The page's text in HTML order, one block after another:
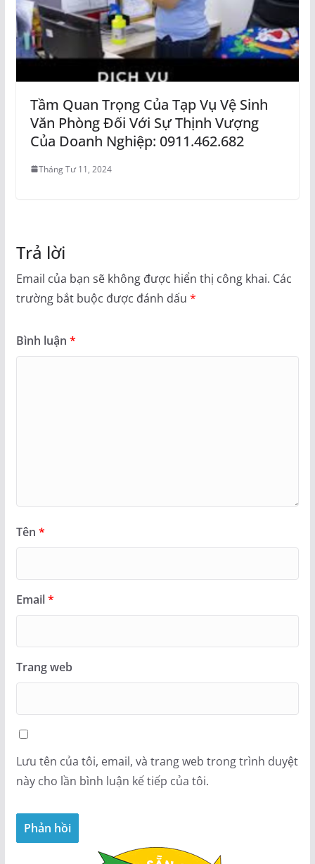
Tầm Quan Trọng Của Tạp Vụ Vệ Sinh
Văn Phòng Đối Với Sự Thịnh Vượng
Của Doanh Nghiệp: 0911.462.682
Tháng Tư 11, 2024
Trả lời
Email của bạn sẽ không được hiển thị công khai. Các
trường bắt buộc được đánh dấu *
Bình luận *
Tên *
Email*
Trang web
Lưu tên của tôi, email, và trang web trong trình duyệt
này cho lần bình luận kế tiếp của tôi.